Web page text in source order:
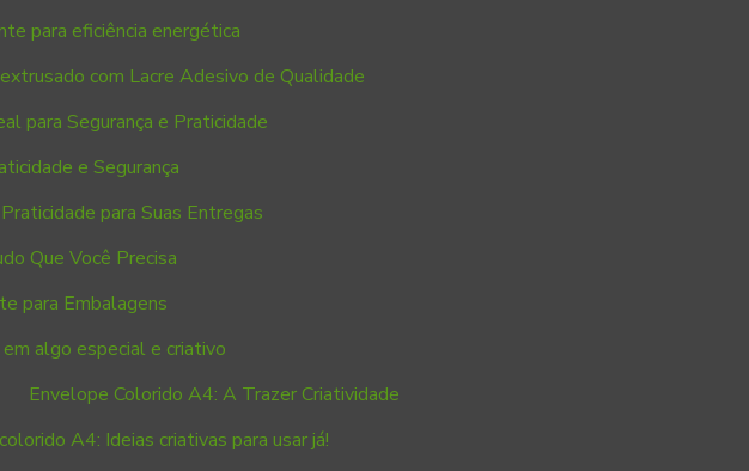
para eficiência energética
com Lacre Adesivo de Qualidade
para Segurança e Praticidade
e Segurança
para Suas Entregas
Que Você Precisa
para Embalagens
algo especial e criativo
Envelope Colorido A4: A Trazer Criatividade
A4: Ideias criativas para usar já!